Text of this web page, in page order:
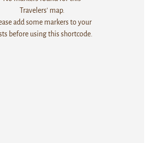
Travelers' map.
add some markers to your
before using this shortcode.